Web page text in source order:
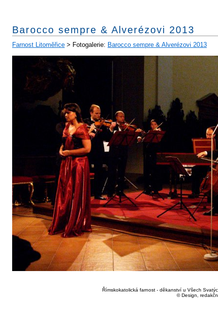
Barocco sempre & Alverézovi 2013
Farnost Litoměřice > Fotogalerie: Barocco sempre & Alverézovi 2013
Římskokatolická farnost - děkanství u Všech
© Design,